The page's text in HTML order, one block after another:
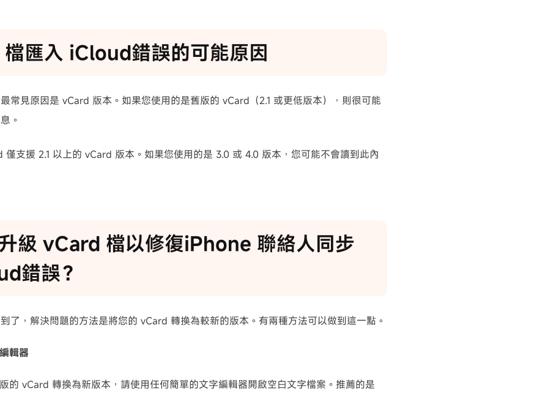
匯入 iCloud錯誤的可能原因
常見原因是 vCard 版本。如果您使用的是舊版的 vCard（2.1 或更低版本），則很可能
。
僅支援 2.1 以上的 vCard 版本。如果您使用的是 3.0 或 4.0 版本，您可能不會讀到此內
級 vCard 檔以修復iPhone 聯絡人同步
錯誤？
了，解決問題的方法是將您的 vCard 轉換為較新的版本。有兩種方法可以做到這一點。
輯器
的 vCard 轉換為新版本，請使用任何簡單的文字編輯器開啟空白文字檔案。推薦的是